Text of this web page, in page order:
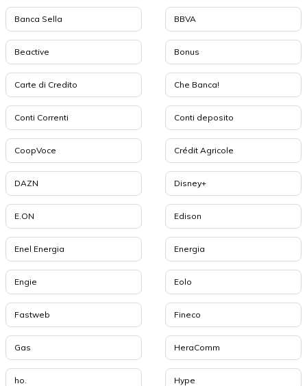
Banca Sella BBVA
Beactive Bonus
Carte di Credito Che Banca!
Conti Correnti Conti deposito
CoopVoce Crédit Agricole
DAZN Disney+
E.ON Edison
Enel Energia Energia
Engie Eolo
Fastweb Fineco
Gas HeraComm
ho. Hype